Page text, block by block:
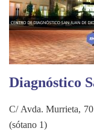
Diagnóstico
C/ Avda. Murrieta,
(sótano 1)